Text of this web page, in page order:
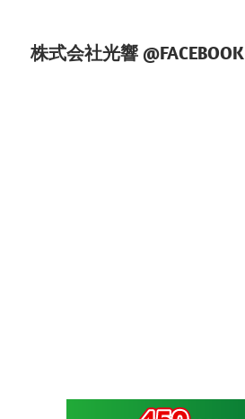
株式会社光響 @FACEBOOK